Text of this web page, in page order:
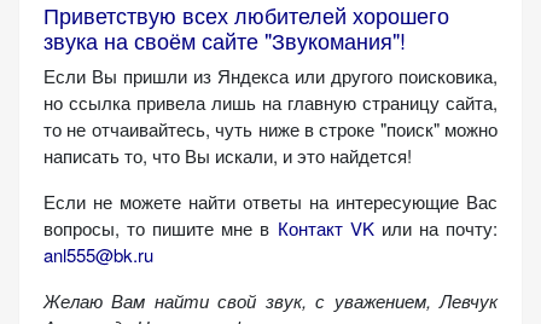
Приветствую всех любителей хорошего
звука на своём сайте "Звукомания"!
Если Вы пришли из Яндекса или другого поисковика,
но ссылка привела лишь на главную страницу сайта,
то не отчаивайтесь, чуть ниже в строке "поиск" можно
написать то, что Вы искали, и это найдется!
Если не можете найти ответы на интересующие Вас
вопросы, то пишите мне в Контакт VKили на почту:
anl555@bk.ru
Желаю Вам найти свой звук, с уважением, Левчук